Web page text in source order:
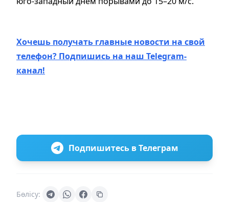
Хочешь получать главные новости на свой
телефон? Подпишись на наш Telegram-
канал!
Подпишитесь в Телеграм
Бөлісу: